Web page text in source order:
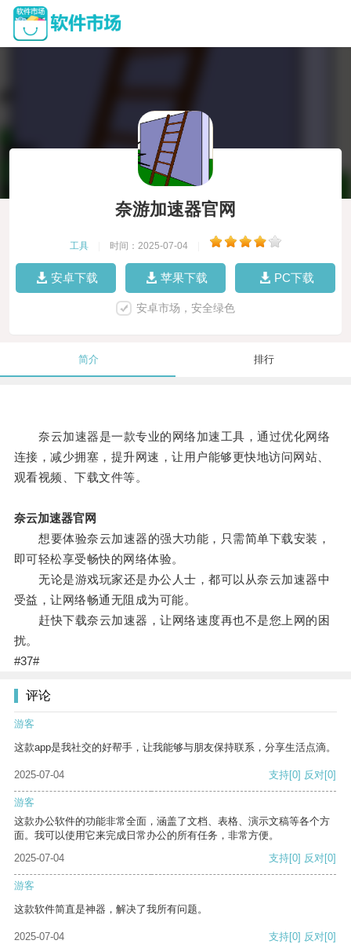
奈游加速器官网
工具 时间：2025-07-04
安卓下载 苹果下载 PC下载
安卓市场，安全绿色
简介 排行
奈云加速器是一款专业的网络加速工具，通过优化网络
连接，减少拥塞，提升网速，让用户能够更快地访问网站、
观看视频、下载文件等。
奈云加速器官网
想要体验奈云加速器的强大功能，只需简单下载安装，
即可轻松享受畅快的网络体验。
无论是游戏玩家还是办公人士，都可以从奈云加速器中
受益，让网络畅通无阻成为可能。
赶快下载奈云加速器，让网络速度再也不是您上网的困
扰。
#37#
评论
游客
这款app是我社交的好帮手，让我能够与朋友保持联系，分享生活点滴。
2025-07-04 支持[0] 反对[0]
游客
这款办公软件的功能非常全面，涵盖了文档、表格、演示文稿等各个方
面。我可以使用它来完成日常办公的所有任务，非常方便。
2025-07-04
支持[0] 反对[0]
游客
这款软件简直是神器，解决了我所有问题。
2025-07-04 支持[0] 反对[0]